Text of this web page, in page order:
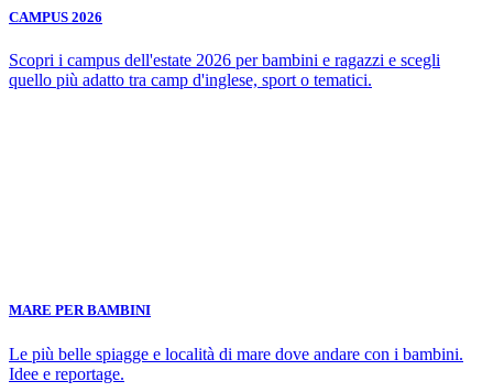
CAMPUS 2026
Scopri i campus dell'estate 2026 per bambini e ragazzi e scegli
quello più adatto tra camp d'inglese, sport o tematici.
MARE PER BAMBINI
Le più belle spiagge e località di mare dove andare con i bambini.
Idee e reportage.